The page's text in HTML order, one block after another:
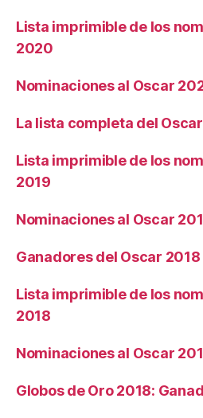
Lista imprimible de los
2020
Nominaciones al Oscar
La lista completa del
Lista imprimible de los
2019
Nominaciones al Oscar
Ganadores del Oscar 2018
Lista imprimible de los
2018
Nominaciones al Oscar
Globos de Oro 2018: